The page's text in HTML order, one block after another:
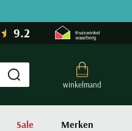
9.2
winkelmand
Submit search
Sale Merken